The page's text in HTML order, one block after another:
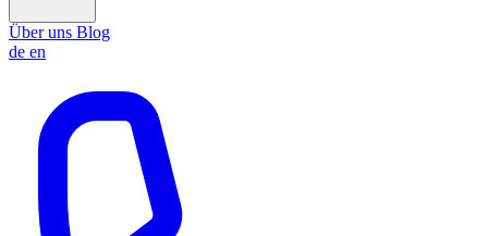
Über uns Blog
de en